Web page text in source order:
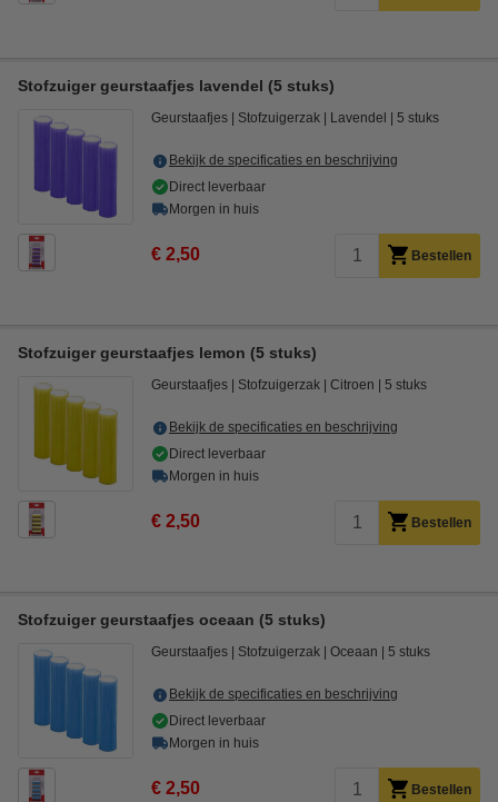
Stofzuiger geurstaafjes lavendel (5 stuks)
Geurstaafjes Stofzuigerzak Lavendel 5 stuks
Bekijk de specificaties en beschrijving
Direct leverbaar
Morgen in huis
€ 2,50 Bestellen
Stofzuiger geurstaafjes lemon (5 stuks)
Geurstaafjes Stofzuigerzak Citroen 5 stuks
Bekijk de specificaties en beschrijving
Direct leverbaar
Morgen in huis
€ 2,50 Bestellen
Stofzuiger geurstaafjes oceaan (5 stuks)
Geurstaafjes Stofzuigerzak Oceaan 5 stuks
Bekijk de specificaties en beschrijving
Direct leverbaar
Morgen in huis
€ 2,50 Bestellen